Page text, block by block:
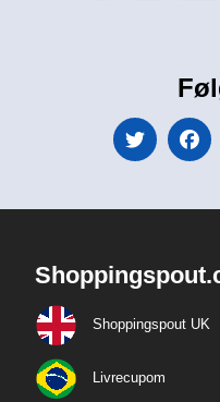
Shoppingspout UK
Livrecupom